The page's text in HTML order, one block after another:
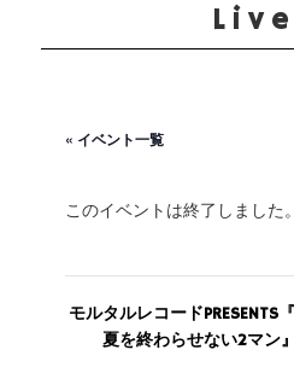
Live
« イベント一覧
このイベントは終了しました。
モルタルレコードPRESENTS
夏を終わらせない2マン』